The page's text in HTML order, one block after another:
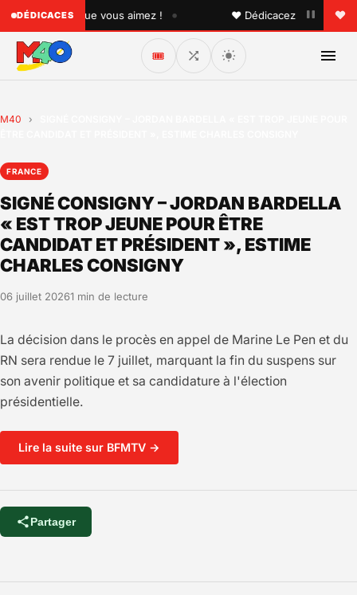
DÉDICACES
quelqu'un que vous aimez ! • ♥ Dédicacez un titre à
🎟️
M40 ›
FRANCE
SIGNÉ CONSIGNY – JORDAN BARDELLA
« EST TROP JEUNE POUR ÊTRE
CANDIDAT ET PRÉSIDENT », ESTIME
CHARLES CONSIGNY
06 juillet 20261 min de lecture
La décision dans le procès en appel de Marine Le Pen et du
RN sera rendue le 7 juillet, marquant la fin du suspens sur
son avenir politique et sa candidature à l'élection
présidentielle.
Lire la suite sur BFMTV →
Partager